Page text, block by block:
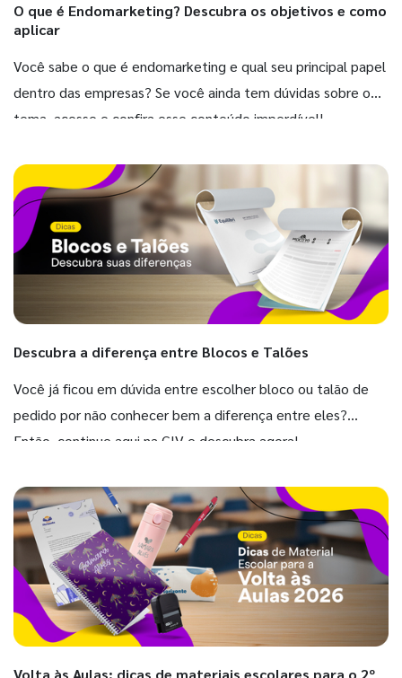
O que é Endomarketing? Descubra os objetivos e como
aplicar
Você sabe o que é endomarketing e qual seu principal papel
dentro das empresas? Se você ainda tem dúvidas sobre o
tema, acesse e confira esse conteúdo imperdível!
Descubra a diferença entre Blocos e Talões
Você já ficou em dúvida entre escolher bloco ou talão de
pedido por não conhecer bem a diferença entre eles?
Então, continue aqui na GIV e descubra agora!
Volta às Aulas: dicas de materiais escolares para o 2º